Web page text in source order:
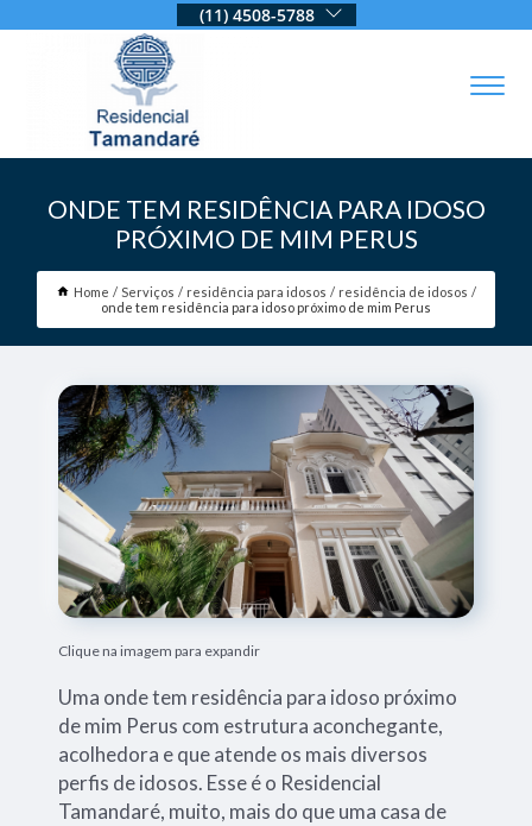
(11) 4508-5788
ONDE TEM RESIDÊNCIA PARA IDOSO
PRÓXIMO DE MIM PERUS
Home Serviços residência para idosos
residência de idosos
onde tem residência para idoso próximo de mim Perus
Clique na imagem para expandir
Uma onde tem residência para idoso próximo
de mim Perus com estrutura aconchegante,
acolhedora e que atende os mais diversos
perfis de idosos. Esse é o Residencial
Tamandaré, muito, mais do que uma casa de